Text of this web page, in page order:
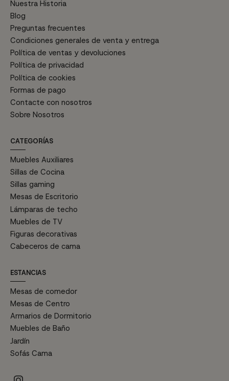
Nuestra Historia
Blog
Preguntas frecuentes
Condiciones generales de venta y entrega
Política de ventas y devoluciones
Política de privacidad
Política de cookies
Formas de pago
Contacte con nosotros
Sobre Nosotros
CATEGORÍAS
Muebles Auxiliares
Sillas de Cocina
Sillas gaming
Mesas de Escritorio
Lámparas de techo
Muebles de TV
Figuras decorativas
Cabeceros de cama
ESTANCIAS
Mesas de comedor
Mesas de Centro
Armarios de Dormitorio
Muebles de Baño
Jardín
Sofás Cama